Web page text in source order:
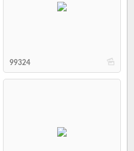
b
99324